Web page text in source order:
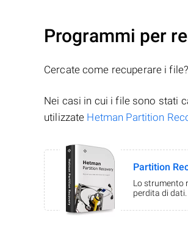
Programmi per
Cercate come recuperare i file?
Nei casi in cui i file sono stati
utilizzate Hetman Partition
Partition
Lo strumento
perdita di dati.